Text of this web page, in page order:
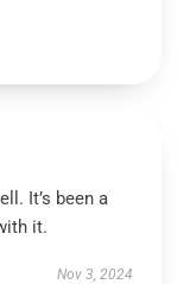
It’s been a
it.
Nov 3, 2024